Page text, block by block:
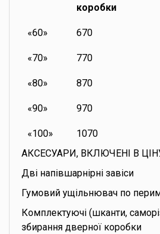
коробки
«60» 670
«70» 770
«80» 870
«90» 970
«100» 1070
АКСЕСУАРИ, ВКЛЮЧЕНІ В
Дві напівшарнірні завіси
Гумовий ущільнювач по
Комплектуючі (шканти,
збирання дверної коробки